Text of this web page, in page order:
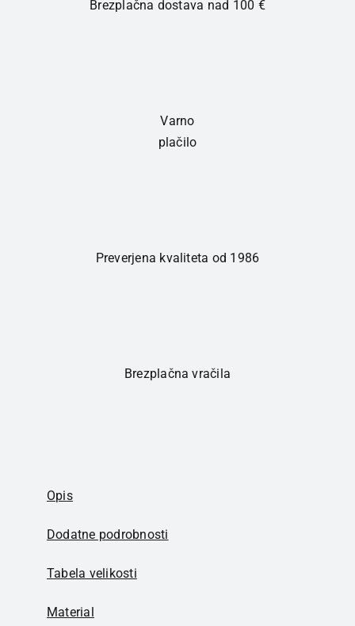
Brezplačna dostava nad 100 €
Varno
plačilo
Preverjena kvaliteta od 1986
Brezplačna vračila
Opis
Dodatne podrobnosti
Tabela velikosti
Material